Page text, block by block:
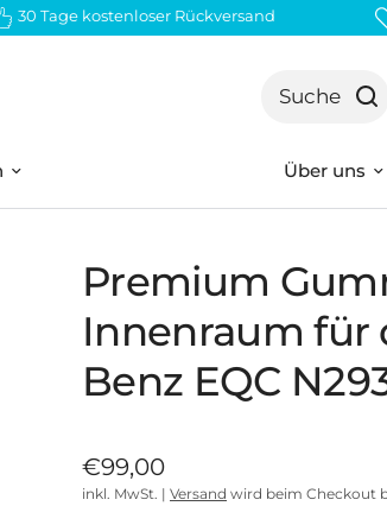
30 Tage kostenloser Rückversand
Suche
Über uns
Premium
Innenraum für
Benz EQC
€99,00
inkl. MwSt. | Versand wird beim Checkout